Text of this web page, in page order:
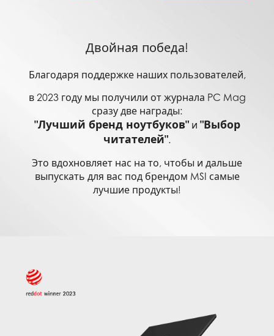
Двойная победа!
Благодаря поддержке наших пользователей,
в 2023 году мы получили от журнала PC Mag
сразу две награды:
"Лучший бренд ноутбуков"и "Выбор
читателей".
Это вдохновляет нас на то, чтобы и дальше
выпускать для вас под брендом MSI самые
лучшие продукты!